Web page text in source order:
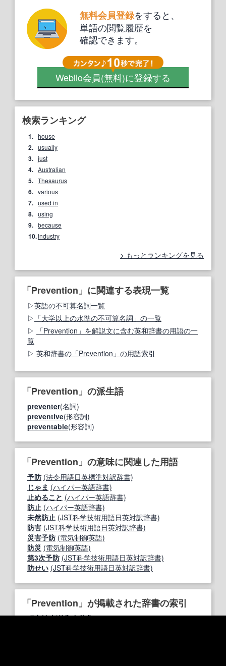
無料会員登録をすると、
単語の閲覧履歴を
確認できます。
Weblio会員(無料)に登録する
検索ランキング
1. house
2. usually
3. just
4. Australian
5. Thesaurus
6. various
7. used in
8. using
9. because
10.industry
もっとランキングを見る
「Prevention」に関連する表現一覧
英語の不可算名詞一覧
「大学以上の水準の不可算名詞」の一覧
「Prevention」を解説文に含む英和辞書の用語の一
覧
英和辞書の「Prevention」の用語索引
「Prevention」の派生語
preventer(名詞)
preventive(形容詞)
preventable(形容詞)
「Prevention」の意味に関連した用語
予防 (法令用語日英標準対訳辞書)
じゃま (ハイパー英語辞書)
止めること (ハイパー英語辞書)
防止 (ハイパー英語辞書)
未然防止 (JST科学技術用語日英対訳辞書)
防害 (JST科学技術用語日英対訳辞書)
災害予防 (電気制御英語)
防災 (電気制御英語)
第3次予防 (JST科学技術用語日英対訳辞書)
防せい (JST科学技術用語日英対訳辞書)
「Prevention」が掲載された辞書の索引
研究社 新英和中辞典